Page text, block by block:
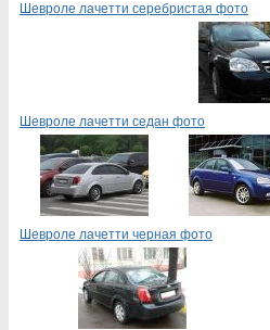
Шевроле лачетти серебристая фото
Шевроле лачетти седан фото
Шевроле лачетти черная фото